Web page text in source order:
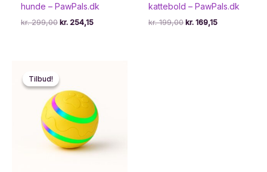
hunde – PawPals.dk
kr.299,00 Den
kr. 254,15Den
kattebold – PawPals.dk
kr.199,00 Den
kr. 169,15Den
Tilbud!
Tilbud!